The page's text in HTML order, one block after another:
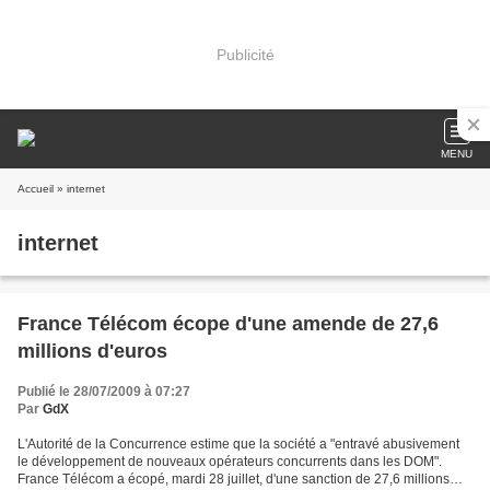
Publicité
MENU
Accueil » internet
internet
France Télécom écope d'une amende de 27,6
millions d'euros
Publié le 28/07/2009 à 07:27
Par GdX
L'Autorité de la Concurrence estime que la société a "entravé abusivement
le développement de nouveaux opérateurs concurrents dans les DOM".
France Télécom a écopé, mardi 28 juillet, d'une sanction de 27,6 millions